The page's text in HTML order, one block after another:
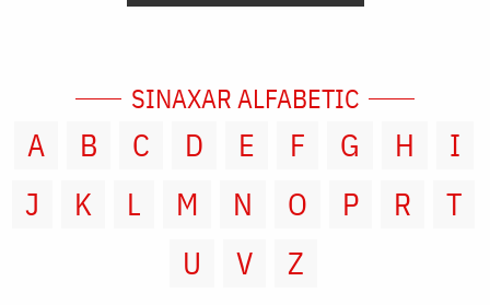
SINAXAR ALFABETIC
A B C D E F G H
I
J
K L M N O P R
T
U
V Z